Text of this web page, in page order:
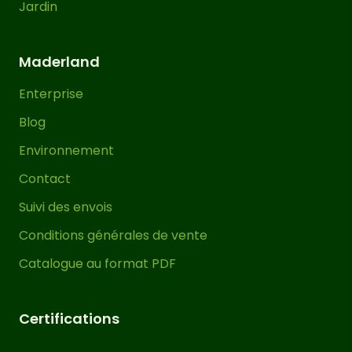
quantité de poteaux (P), poutres (P) et
quantité exacte de chaque taille dans
les images 3D situées sous la photo
principale de la pergola et/ou dans
l’image à droite de ce texte.
Du point de vue structurel et de la
résistance, les parties les plus
bois sont les poutres, suivies des
traverses et enfin des poteaux. En
importante), plus la résistance est
Jardin
Maderland
Enterprise
Blog
Environnement
Contact
Suivi des envois
Conditions générales de vente
Catalogue au format PDF
Certifications